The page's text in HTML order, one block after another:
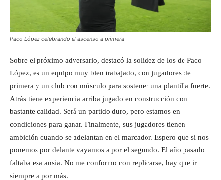
Paco López celebrando el ascenso a primera
Sobre el próximo adversario, destacó la solidez de los de Paco
López, es un equipo muy bien trabajado, con jugadores de
primera y un club con músculo para sostener una plantilla fuerte.
Atrás tiene experiencia arriba jugado en construcción con
bastante calidad. Será un partido duro, pero estamos en
condiciones para ganar. Finalmente, sus jugadores tienen
ambición cuando se adelantan en el marcador. Espero que si nos
ponemos por delante vayamos a por el segundo. El año pasado
faltaba esa ansia. No me conformo con replicarse, hay que ir
siempre a por más.